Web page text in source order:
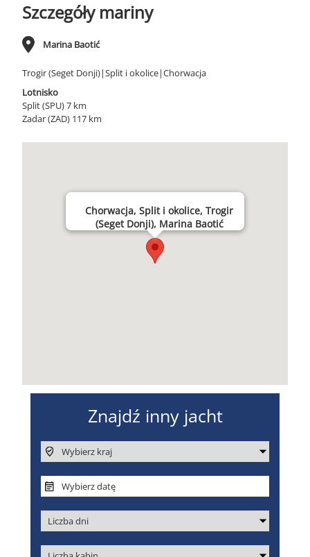
Szczegóły mariny
Marina Baotić
Trogir (Seget Donji)|Split i okolice|Chorwacja
Lotnisko
Split (SPU) 7 km
Zadar (ZAD) 117 km
Chorwacja, Split i okolice, Trogir
(Seget Donji), Marina Baotić